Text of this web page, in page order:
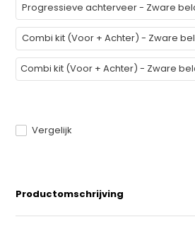
Progressieve achterveer - Zware
Combi kit (Voor + Achter) - Zware
Combi kit (Voor + Achter) - Zware
Vergelijk
Productomschrijving